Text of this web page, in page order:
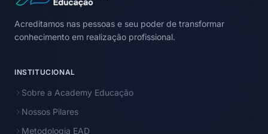
Acreditamos nas pessoas e seu poder de transformar
conhecimento em realização profissional.
INSTITUCIONAL
Sobre a Academy Educação
Nossos Pilares
Metodologia EAD